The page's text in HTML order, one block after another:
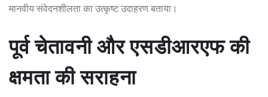
मानवीय संवेदनशीलता का उत्कृष्ट उदाहरण बताया।
पूर्व चेतावनी और एसडीआरएफ की
क्षमता की सराहना